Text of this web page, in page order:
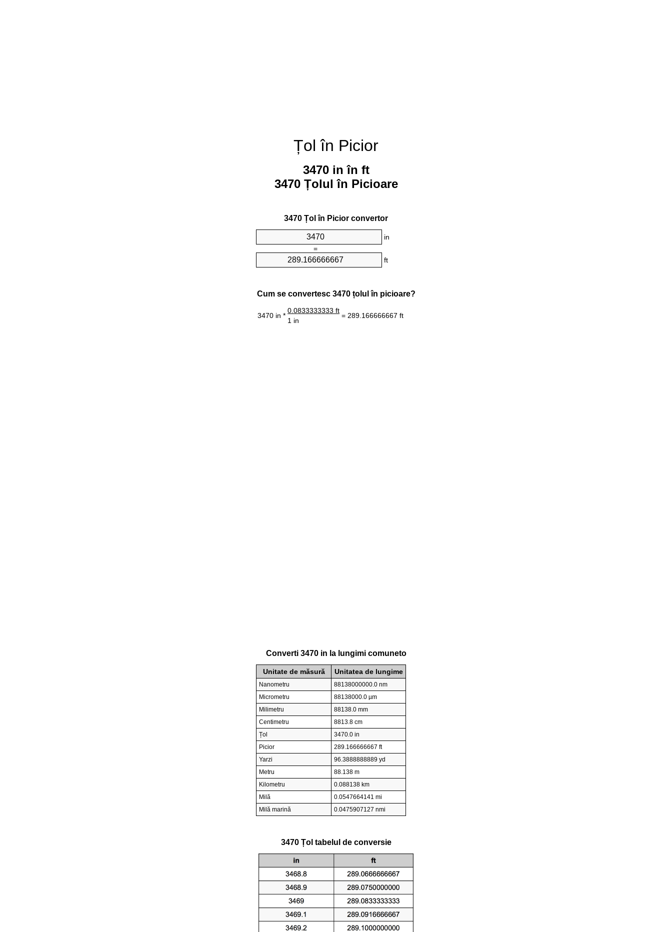
Țol în Picior
3470 in în ft
3470 Țolul în Picioare
3470 Țol în Picior convertor
in
=
ft
Cum se convertesc 3470 țolul în picioare?
3470 in *
0.0833333333 ft
= 289.166666667 ft
1 in
Converti 3470 in la lungimi comuneto
Unitate de măsură Unitatea de lungime
Nanometru
88138000000.0 nm
Micrometru
88138000.0 µm
Milimetru
88138.0 mm
Centimetru
8813.8 cm
Țol
3470.0 in
Picior
289.166666667 ft
Yarzi
96.3888888889 yd
Metru
88.138 m
Kilometru
0.088138 km
Milă
0.0547664141 mi
Milă marină
0.0475907127 nmi
3470 Țol tabelul de conversie